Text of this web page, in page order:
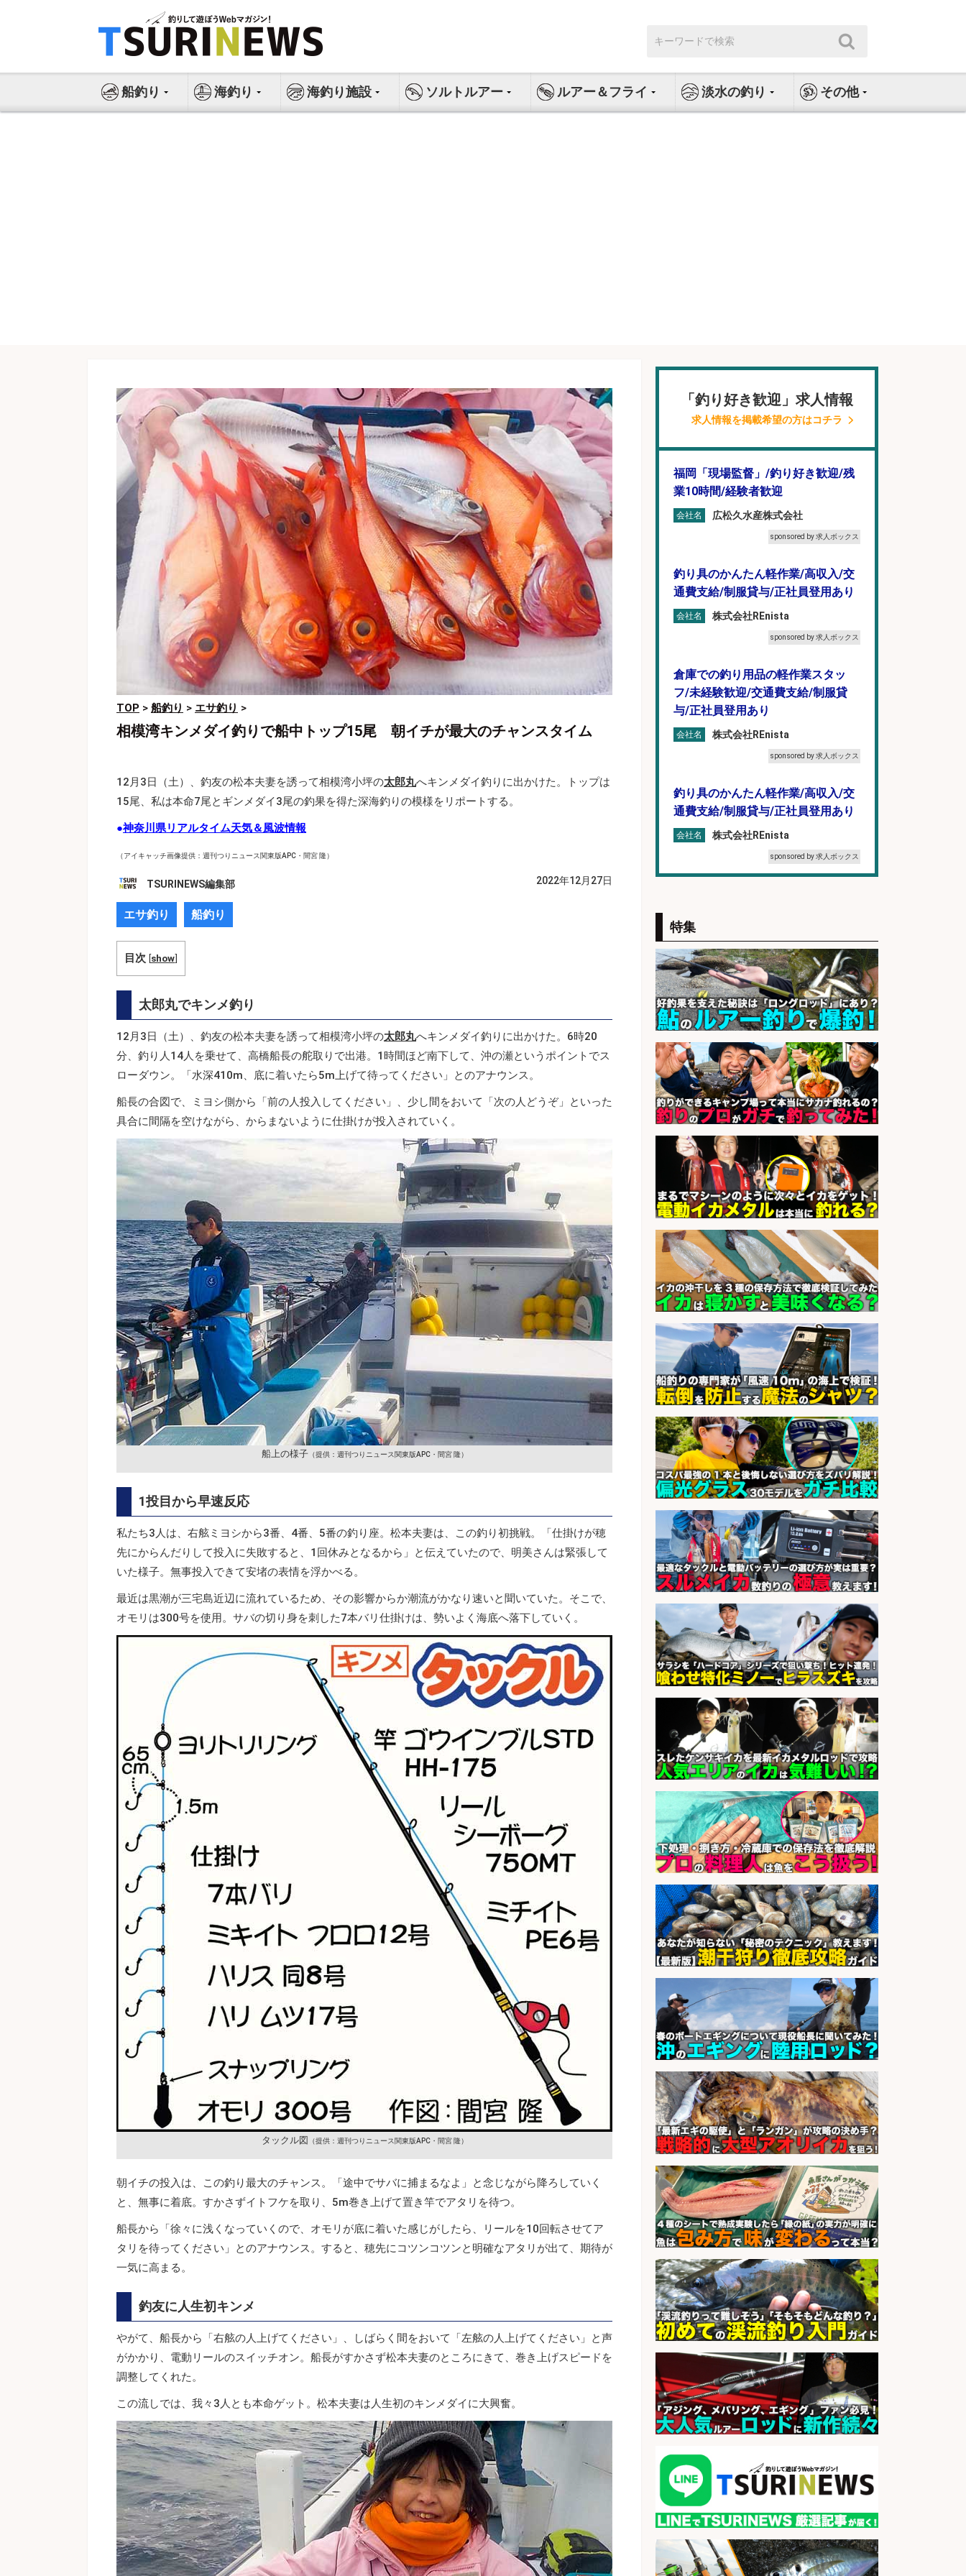
ス
索:
船釣り 海釣り 海釣り施設 ソルトルアー ルアー＆フライ 淡水の釣り その他
TOP > 船釣り > エサ釣り >
相模湾キンメダイ釣りで船中トップ15尾 朝イチが最大のチャンスタイム
12月3日（土）、釣友の松本夫妻を誘って相模湾小坪の太郎丸へキンメダイ釣りに出かけた。トップは
15尾、私は本命7尾とギンメダイ3尾の釣果を得た深海釣りの模様をリポートする。
●神奈川県リアルタイム天気＆風波情報
（アイキャッチ画像提供：週刊つりニュース関東版APC・間宮 隆）
TSURINEWS編集部 2022年12月27日
エサ釣り 船釣り
目次 [show]
太郎丸でキンメ釣り
12月3日（土）、釣友の松本夫妻を誘って相模湾小坪の太郎丸へキンメダイ釣りに出かけた。6時20
分、釣り人14人を乗せて、高橋船長の舵取りで出港。1時間ほど南下して、沖の瀬というポイントでス
ローダウン。「水深410m、底に着いたら5m上げて待ってください」とのアナウンス。
船長の合図で、ミヨシ側から「前の人投入してください」、少し間をおいて「次の人どうぞ」といった
具合に間隔を空けながら、からまないように仕掛けが投入されていく。
船上の様子（提供：週刊つりニュース関東版APC・間宮 隆）
1投目から早速反応
私たち3人は、右舷ミヨシから3番、4番、5番の釣り座。松本夫妻は、この釣り初挑戦。「仕掛けが穂
先にからんだりして投入に失敗すると、1回休みとなるから」と伝えていたので、明美さんは緊張して
いた様子。無事投入できて安堵の表情を浮かべる。
最近は黒潮が三宅島近辺に流れているため、その影響からか潮流がかなり速いと聞いていた。そこで、
オモリは300号を使用。サバの切り身を刺した7本バリ仕掛けは、勢いよく海底へ落下していく。
タックル図 （提供：週刊つりニュース関東版APC・間宮 隆）
朝イチの投入は、この釣り最大のチャンス。「途中でサバに捕まるなよ」と念じながら降ろしていく
と、無事に着底。すかさずイトフケを取り、5m巻き上げて置き竿でアタリを待つ。
船長から「徐々に浅くなっていくので、オモリが底に着いた感じがしたら、リールを10回転させてア
タリを待ってください」とのアナウンス。すると、穂先にコツンコツンと明確なアタリが出て、期待が
一気に高まる。
釣友に人生初キンメ
やがて、船長から「右舷の人上げてください」、しばらく間をおいて「左舷の人上げてください」と声
がかかり、電動リールのスイッチオン。船長がすかさず松本夫妻のところにきて、巻き上げスピードを
調整してくれた。
この流しでは、我々3人とも本命ゲット。松本夫妻は人生初のキンメダイに大興奮。
「釣り好き歓迎」求人情報
求人情報を掲載希望の方はコチラ
福岡「現場監督」/釣り好き歓迎/残
業10時間/経験者歓迎
会社名 広松久水産株式会社
sponsored by 求人ボックス
釣り具のかんたん軽作業/高収入/交
通費支給/制服貸与/正社員登用あり
会社名 株式会社REnista
sponsored by 求人ボックス
倉庫での釣り用品の軽作業スタッ
フ/未経験歓迎/交通費支給/制服貸
与/正社員登用あり
会社名 株式会社REnista
sponsored by 求人ボックス
釣り具のかんたん軽作業/高収入/交
通費支給/制服貸与/正社員登用あり
会社名 株式会社REnista
sponsored by 求人ボックス
会社名
sponsored by 求人ボックス
釣り具のかんたん軽作業/高収入/交
通費支給/制服貸与/正社員登用あり
sponsored by 求人ボックス
和食, 日本料理・懐石料理/店長・店
長候補/旬と手作りにこだわる!さか
候補募集
会社名 博多 華吉 博多 華吉
sponsored by 求人ボックス
フィッシング用品の「製品開発設
計」
会社名 メガバス株式会社
sponsored by 求人ボックス
釣り好き必見「釣具の設計開
発」/DAIWA公認製品/年休117日
会社名
株式会社スポーツライフプラネ
ッツ
日払いOKで即日収入/軽作業・物流
その他/「9月末までの短期」釣り具
のピッキング作業など/残業少なめ/
日勤&土日休み/未経験OK!
会社名
UTエージェント株式会社 関西第
二CU
sponsored by 求人ボックス
さらに求人情報を見る
特集